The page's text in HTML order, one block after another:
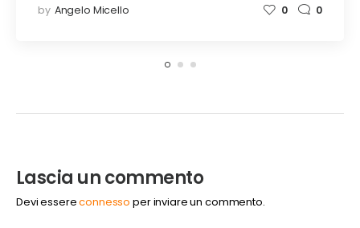
by Angelo Micello 0 0
Lascia un commento
Devi essereconnesso per inviare un commento.